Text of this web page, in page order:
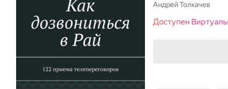
Андрей Толкачев
Доступен